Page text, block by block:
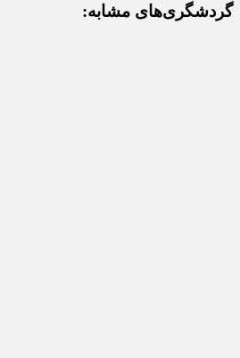
گردشگری‌های مشابه: